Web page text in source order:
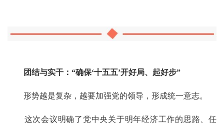
团结与实干：“确保‘十五五’开好局、起好步”
形势越是复杂，越要加强党的领导，形成统一意志。
这次会议明确了党中央关于明年经济工作的思路、任